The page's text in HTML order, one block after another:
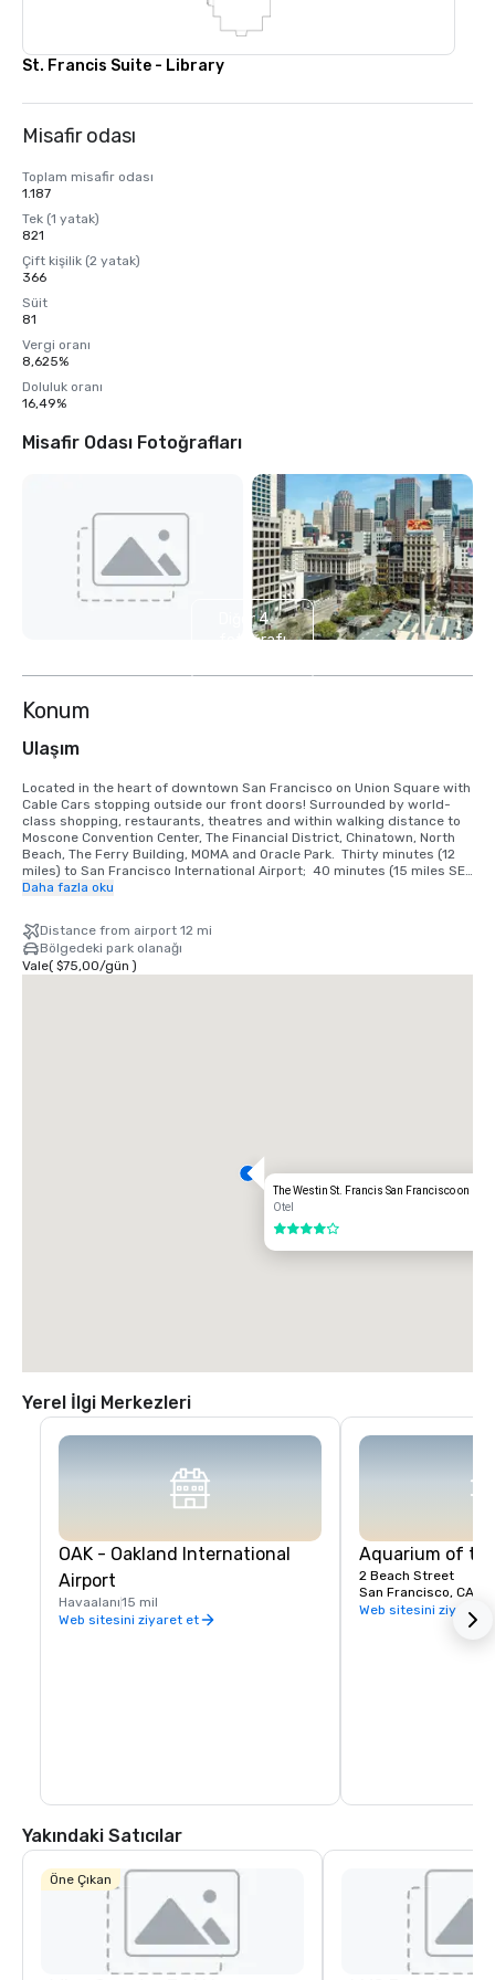
St. Francis Suite - Library
Misafir odası
Toplam misafir odası
1.187
Tek (1 yatak)
821
Çift kişilik (2 yatak)
366
Süit
81
Vergi oranı
8,625%
Doluluk oranı
16,49%
Misafir Odası Fotoğrafları
Diğer 4
fotoğrafı
Konum
Ulaşım
Located in the heart of downtown San Francisco on Union Square with
Cable Cars stopping outside our front doors! Surrounded by world-
class shopping, restaurants, theatres and within walking distance to
Moscone Convention Center, The Financial District, Chinatown, North
Beach, The Ferry Building, MOMA and Oracle Park.  Thirty minutes (12
miles) to San Francisco International Airport;  40 minutes (15 miles SE)
to Oakland International Airport.
TRANSPORTATION INFORMATION
•	Taxis are available at the Airport Cab Stand, or outside the Powell
Street entrance. Approximate charge, one-way: $50-55 excluding
gratuity, for up to four people. Allow 30-45 minutes total travel time.
Daha fazla oku
Distance from airport 12 mi
Bölgedeki park olanağı
Vale( $75,00/gün )
The Westin St. Francis San Francisco on
Otel
4 / 5
Yerel İlgi Merkezleri
OAK - Oakland International
Airport
Havaalanı15 mil
Web sitesini ziyaret et
Aquarium of
2 Beach Street
San Francisco, CA,
Web sitesini ziyaret
Yakındaki Satıcılar
Öne Çıkan